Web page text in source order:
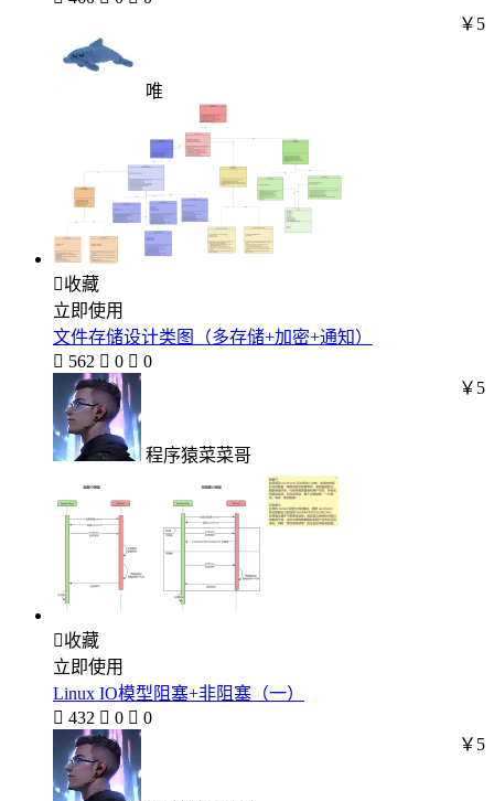
唯
￥5
收藏
立即使用
文件存储设计类图（多存储+加密+通知）
 562  0  0
程序猿菜菜哥
￥5
收藏
立即使用
Linux IO模型阻塞+非阻塞（一）
 432  0  0
￥5